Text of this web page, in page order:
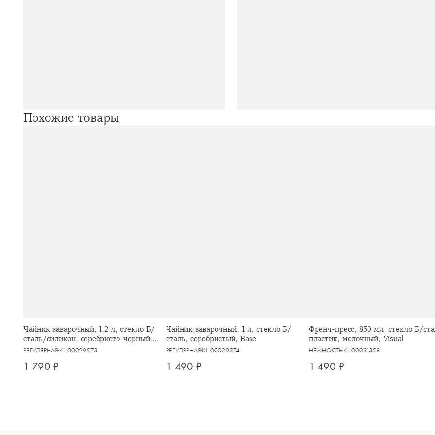
Похожие товары
Чайник заварочный, 1,2 л, стекло Б/
сталь/силикон, серебристо-черный,
Base black
РЕГУЛЯРНАЯ KL-00029573
1 790 ₽
Чайник заварочный, 1 л, стекло Б/
сталь, серебристый, Base
РЕГУЛЯРНАЯ KL-00029574
1 490 ₽
Френч-пресс, 850 мл, стекло Б/
пластик, молочный, Visual
НЕЖНОСТЬKL-00031358
1 490 ₽